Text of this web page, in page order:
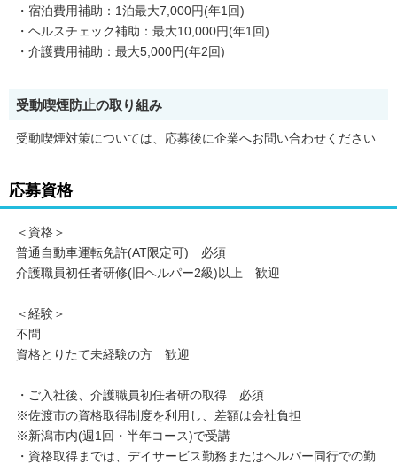
・宿泊費用補助：1泊最大7,000円(年1回)
・ヘルスチェック補助：最大10,000円(年1回)
・介護費用補助：最大5,000円(年2回)
受動喫煙防止の取り組み
受動喫煙対策については、応募後に企業へお問い合わせください
応募資格
＜資格＞
普通自動車運転免許(AT限定可) 必須
介護職員初任者研修(旧ヘルパー2級)以上 歓迎
＜経験＞
不問
資格とりたて未経験の方 歓迎
・ご入社後、介護職員初任者研の取得 必須
※佐渡市の資格取得制度を利用し、差額は会社負担
※新潟市内(週1回・半年コース)で受講
・資格取得までは、デイサービス勤務またはヘルパー同行での勤